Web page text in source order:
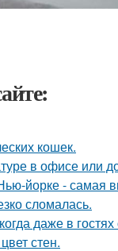
кошек.
в офисе или
йорке - самая
сломалась.
даже в
стен.